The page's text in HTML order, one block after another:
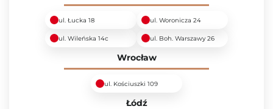
ul. Łucka 18 ul. Woronicza 24
ul. Wileńska 14c ul. Boh. Warszawy 26
Wrocław
ul. Kościuszki 109
Łódź